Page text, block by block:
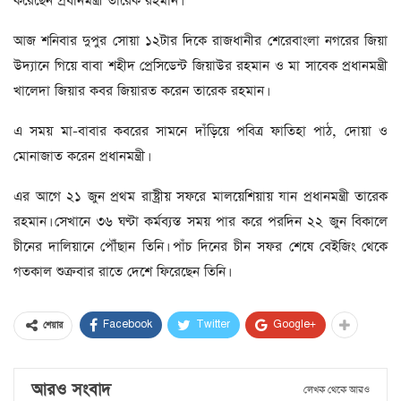
আজ শনিবার দুপুর সোয়া ১২টার দিকে রাজধানীর শেরেবাংলা নগরের জিয়া
উদ্যানে গিয়ে বাবা শহীদ প্রেসিডেন্ট জিয়াউর রহমান ও মা সাবেক প্রধানমন্ত্রী
খালেদা জিয়ার কবর জিয়ারত করেন তারেক রহমান।
এ সময় মা-বাবার কবরের সামনে দাঁড়িয়ে পবিত্র ফাতিহা পাঠ, দোয়া ও
মোনাজাত করেন প্রধানমন্ত্রী।
এর আগে ২১ জুন প্রথম রাষ্ট্রীয় সফরে মালয়েশিয়ায় যান প্রধানমন্ত্রী তারেক
রহমান। সেখানে ৩৬ ঘণ্টা কর্মব্যস্ত সময় পার করে পরদিন ২২ জুন বিকালে
চীনের দালিয়ানে পৌঁছান তিনি। পাঁচ দিনের চীন সফর শেষে বেইজিং থেকে
গতকাল শুক্রবার রাতে দেশে ফিরেছেন তিনি।
শেয়ার Facebook Twitter Google+
আরও সংবাদ লেখক থেকে আরও